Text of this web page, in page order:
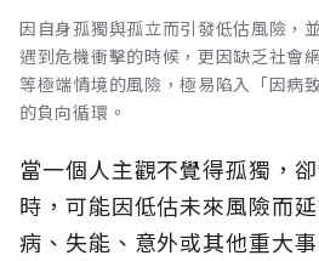
因自身孤獨與孤立而引發低估風險，
遇到危機衝擊的時候，更因缺乏社會
等極端情境的風險，極易陷入「因病
的負向循環。
當一個人主觀不覺得孤獨，
時，可能因低估未來風險而
病、失能、意外或其他重大